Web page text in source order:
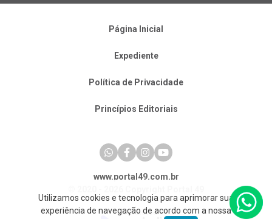
Página Inicial
Expediente
Política de Privacidade
Princípios Editoriais
www.portal49.com.br
Utilizamos cookies e tecnologia para aprimorar sua
experiência de navegação de acordo com a nossa